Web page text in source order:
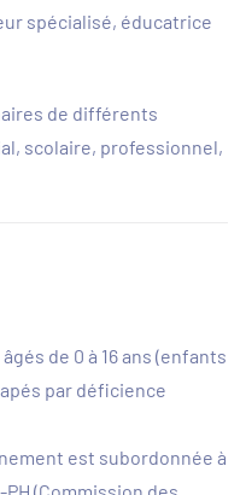
spécialisé, éducatrice
de différents
scolaire, professionnel,
de 0 à 16 ans (enfants
par déficience
est subordonnée à